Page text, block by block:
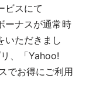
ビスにて
ーナスが通常時
いただきまし
、「Yahoo!
でお得にご利用